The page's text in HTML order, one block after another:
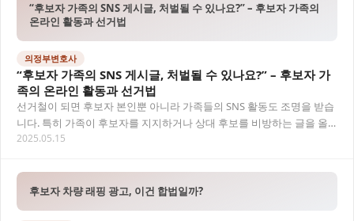
“후보자 가족의 SNS 게시글, 처벌될 수 있나요?” – 후보자 가족의
온라인 활동과 선거법
의정부변호사
“후보자 가족의 SNS 게시글, 처벌될 수 있나요?” – 후보자 가
족의 온라인 활동과 선거법
선거철이 되면 후보자 본인뿐 아니라 가족들의 SNS 활동도 조명을 받습
니다. 특히 가족이 후보자를 지지하거나 상대 후보를 비방하는 글을 올
릴 경우, 선거법 위반으로 문제될 수 있다…
2025.05.15
후보자 차량 래핑 광고, 이건 합법일까?